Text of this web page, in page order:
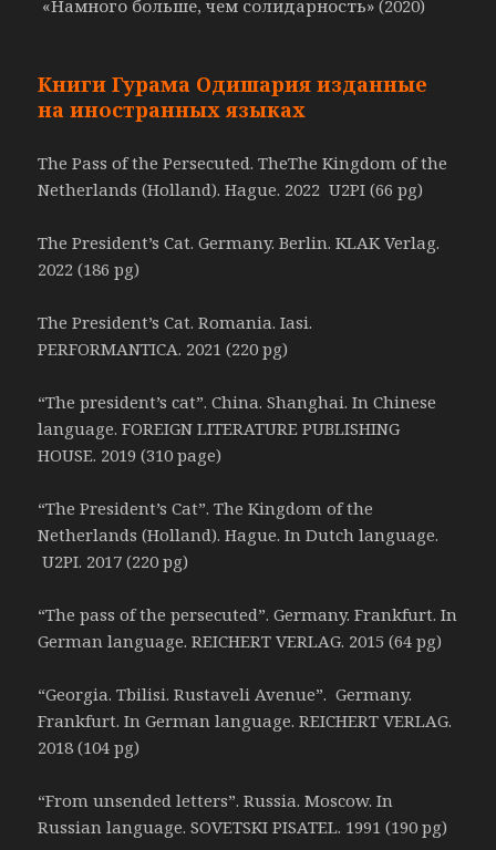
«Намного больше, чем солидарность» (2020)
Книги Гурама Одишария изданные
на иностранных языках
The Pass of the Persecuted. TheThe Kingdom of the
Netherlands (Holland). Hague. 2022 U2PI (66 pg)
The President’s Cat. Germany. Berlin. KLAK Verlag.
2022 (186 pg)
The President’s Cat. Romania. Iasi.
PERFORMANTICA. 2021 (220 pg)
“The president’s cat”. China. Shanghai. In Chinese
language. FOREIGN LITERATURE PUBLISHING
HOUSE. 2019 (310 page)
“The President’s Cat”. The Kingdom of the
Netherlands (Holland). Hague. In Dutch language.
U2PI. 2017 (220 pg)
“The pass of the persecuted”. Germany. Frankfurt. In
German language. REICHERT VERLAG. 2015 (64 pg)
“Georgia. Tbilisi. Rustaveli Avenue”. Germany.
Frankfurt. In German language. REICHERT VERLAG.
2018 (104 pg)
“From unsended letters”. Russia. Moscow. In
Russian language. SOVETSKI PISATEL. 1991 (190 pg)